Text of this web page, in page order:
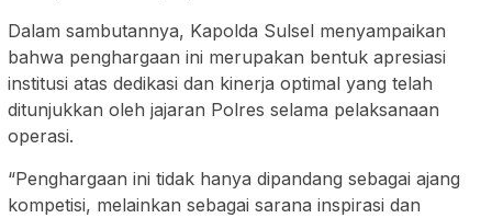
Dalam sambutannya, Kapolda Sulsel menyampaikan
bahwa penghargaan ini merupakan bentuk apresiasi
institusi atas dedikasi dan kinerja optimal yang telah
ditunjukkan oleh jajaran Polres selama pelaksanaan
operasi.
“Penghargaan ini tidak hanya dipandang sebagai ajang
kompetisi, melainkan sebagai sarana inspirasi dan